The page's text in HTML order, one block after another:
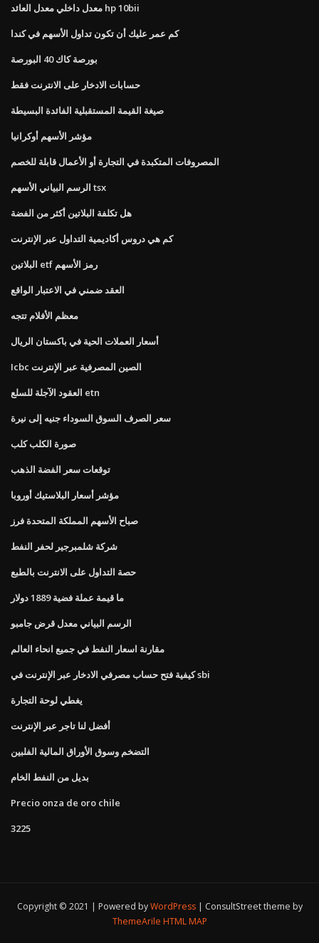
معدل داخلي معدل العائد hp 10bii
كم عمر عليك أن تكون تداول الأسهم في كندا
بورصة كاك 40 البورصة
حسابات الادخار على الانترنت فقط
صيغة القيمة المستقبلية الفائدة البسيطة
مؤشر الأسهم أوكرانيا
المصروفات المتكبدة في التجارة أو الأعمال قابلة للخصم
الرسم البياني الأسهم tsx
هل تكلفة البلاتين أكثر من الفضة
كم هي دروس أكاديمية التداول عبر الإنترنت
البلاتين etf رمز الأسهم
العقد ضمني في الاعتبار الواقع
معظم الأفلام تتجه
أسعار العملات الحية في باكستان الريال
Icbc الصين المصرفية عبر الإنترنت
العقود الآجلة للسلع etn
سعر الصرف السوق السوداء جنيه إلى نيرة
صورة الكلب كلب
توقعات سعر الفضة الذهب
مؤشر أسعار البلاستيك أوروبا
صباح الأسهم المملكة المتحدة فرز
شركة شلمبرجير لحفر النفط
حصة التداول على الانترنت بالطبع
ما قيمة عملة فضية 1889 دولار
الرسم البياني معدل قرض جامبو
مقارنة اسعار النفط في جميع انحاء العالم
كيفية فتح حساب مصرفي الادخار عبر الإنترنت في sbi
يغطي لوحة التجارة
أفضل لنا تاجر عبر الإنترنت
التضخم وسوق الأوراق المالية الفلبين
بديل من النفط الخام
Precio onza de oro chile
3225
Copyright © 2021 | Powered byWordPress
ConsultStreet theme by
ThemeArile HTML MAP